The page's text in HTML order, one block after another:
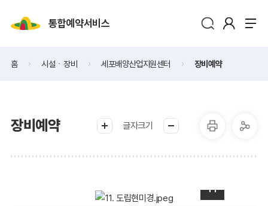
통합예약서비스
홈 시설ㆍ장비 세포배양산업지원센터 장비예약
장비예약 글자크기